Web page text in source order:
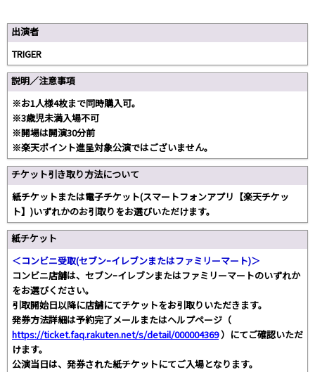
出演者
TRIGER
説明／注意事項
※お1人様4枚まで同時購入可。
※3歳児未満入場不可
※開場は開演30分前
※楽天ポイント進呈対象公演ではございません。
チケット引き取り方法について
紙チケットまたは電子チケット(スマートフォンアプリ【楽天チケッ
ト】)いずれかのお引取りをお選びいただけます。
紙チケット
＜コンビニ受取(セブンｰイレブンまたはファミリーマート)＞
コンビニ店舗は、セブンｰイレブンまたはファミリーマートのいずれか
をお選びください。
引取開始日以降に店舗にてチケットをお引取りいただきます。
発券方法詳細は予約完了メールまたはヘルプページ（
https://ticket.faq.rakuten.net/s/detail/000004369）にてご確認いただ
けます。
公演当日は、発券された紙チケットにてご入場となります。